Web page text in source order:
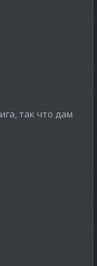
так что дам